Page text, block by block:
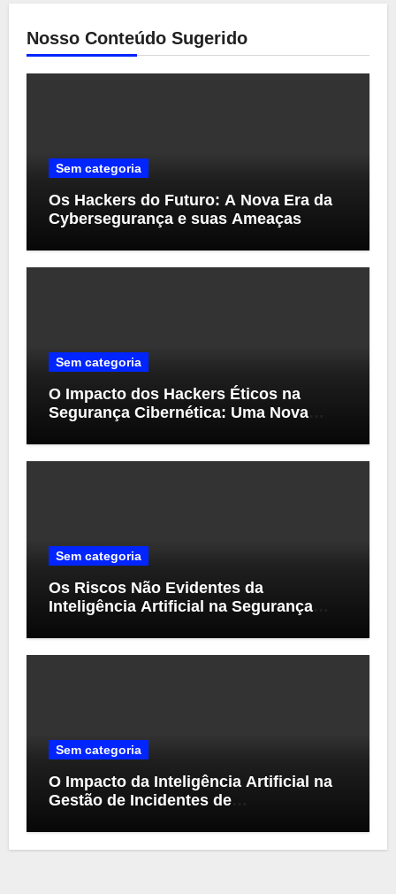
Nosso Conteúdo Sugerido
Sem categoria
Os Hackers do Futuro: A Nova Era da
Cybersegurança e suas Ameaças
Sem categoria
O Impacto dos Hackers Éticos na
Segurança Cibernética: Uma Nova
Sem categoria
Os Riscos Não Evidentes da
Inteligência Artificial na Segurança
Sem categoria
O Impacto da Inteligência Artificial na
Gestão de Incidentes de